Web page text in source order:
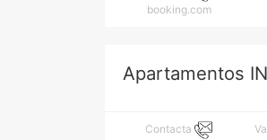
booking.com
Apartamentos
Contacta